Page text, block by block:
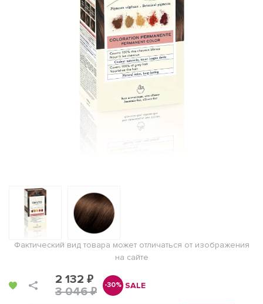
Фактический вид товара может отличаться от изображения
на сайте
2 132 ₽
3 046 ₽
-30% SALE